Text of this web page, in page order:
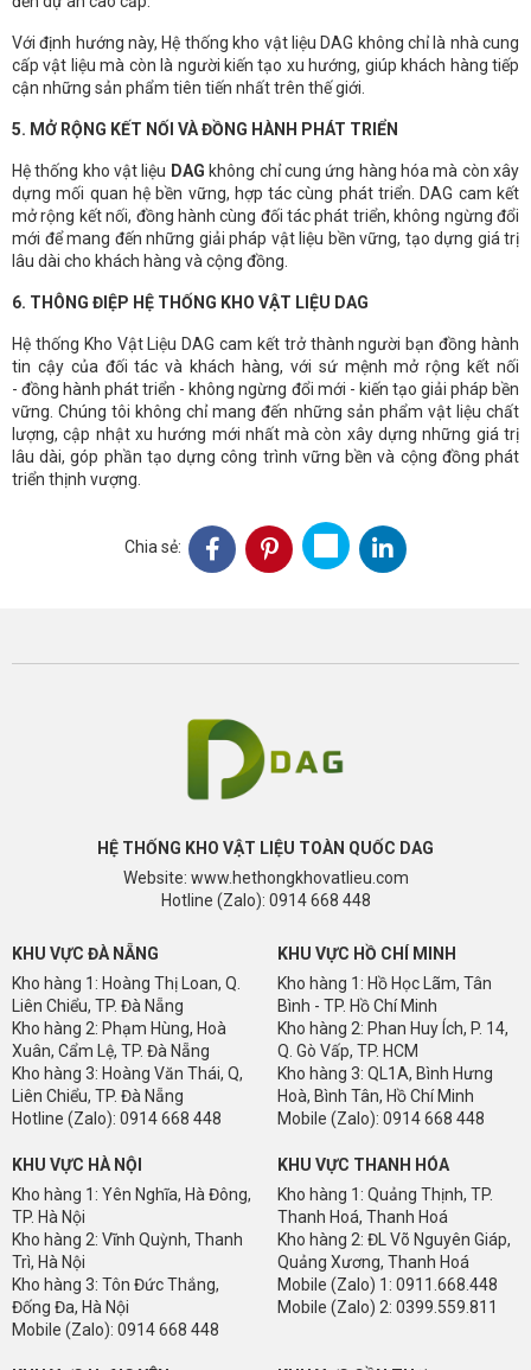
Với định hướng này, Hệ thống kho vật liệu DAG không chỉ là nhà cung
cấp vật liệu mà còn là người kiến tạo xu hướng, giúp khách hàng tiếp
cận những sản phẩm tiên tiến nhất trên thế giới.
5. MỞ RỘNG KẾT NỐI VÀ ĐỒNG HÀNH PHÁT TRIỂN
Hệ thống kho vật liệu DAG không chỉ cung ứng hàng hóa mà còn xây
dựng mối quan hệ bền vững, hợp tác cùng phát triển. DAG cam kết
mở rộng kết nối, đồng hành cùng đối tác phát triển, không ngừng đổi
mới để mang đến những giải pháp vật liệu bền vững, tạo dựng giá trị
lâu dài cho khách hàng và cộng đồng.
6. THÔNG ĐIỆP HỆ THỐNG KHO VẬT LIỆU DAG
Hệ thống Kho Vật Liệu DAG cam kết trở thành người bạn đồng hành
tin cậy của đối tác và khách hàng, với sứ mệnh mở rộng kết nối
- đồng hành phát triển - không ngừng đổi mới - kiến tạo giải pháp bền
vững. Chúng tôi không chỉ mang đến những sản phẩm vật liệu chất
lượng, cập nhật xu hướng mới nhất mà còn xây dựng những giá trị
lâu dài, góp phần tạo dựng công trình vững bền và cộng đồng phát
triển thịnh vượng.
Chia sẻ:
HỆ THỐNG KHO VẬT LIỆU TOÀN QUỐC DAG
Website: www.hethongkhovatlieu.com
Hotline (Zalo): 0914 668 448
KHU VỰC ĐÀ NẴNG
Kho hàng 1: Hoàng Thị Loan, Q.
Liên Chiểu, TP. Đà Nẵng
Kho hàng 2: Phạm Hùng, Hoà
Xuân, Cẩm Lệ, TP. Đà Nẵng
Kho hàng 3: Hoàng Văn Thái, Q,
Liên Chiểu, TP. Đà Nẵng
Hotline (Zalo): 0914 668 448
KHU VỰC HỒ CHÍ MINH
Kho hàng 1: Hồ Học Lãm, Tân
Bình - TP. Hồ Chí Minh
Kho hàng 2: Phan Huy Ích, P. 14,
Q. Gò Vấp, TP. HCM
Kho hàng 3: QL1A, Bình Hưng
Hoà, Bình Tân, Hồ Chí Minh
Mobile (Zalo): 0914 668 448
KHU VỰC HÀ NỘI
Kho hàng 1: Yên Nghĩa, Hà Đông,
TP. Hà Nội
Kho hàng 2: Vĩnh Quỳnh, Thanh
Trì, Hà Nội
Kho hàng 3: Tôn Đức Thắng,
Đống Đa, Hà Nội
Mobile (Zalo): 0914 668 448
KHU VỰC THANH HÓA
Kho hàng 1: Quảng Thịnh, TP.
Thanh Hoá, Thanh Hoá
Kho hàng 2: ĐL Võ Nguyên Giáp,
Quảng Xương, Thanh Hoá
Mobile (Zalo) 1: 0911.668.448
Mobile (Zalo) 2: 0399.559.811